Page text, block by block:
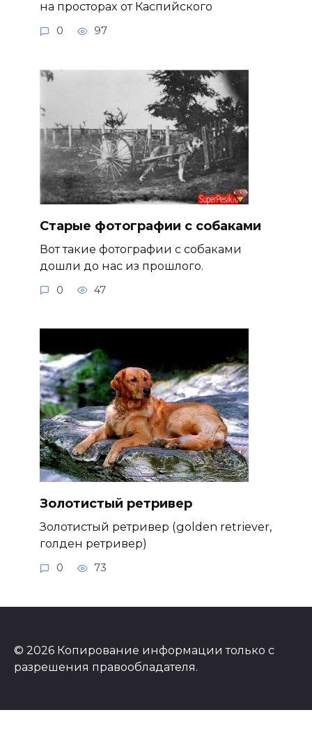
на просторах от Каспийского
0 97
Старые фотографии с собаками
Вот такие фотографии с собаками
дошли до нас из прошлого.
0 47
Золотистый ретривер
Золотистый ретривер (golden retriever,
голден ретривер)
0 73
© 2026 Копирование информации только с
разрешения правообладателя.